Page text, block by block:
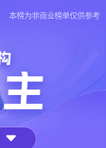
本榜为非商业榜单仅供参考